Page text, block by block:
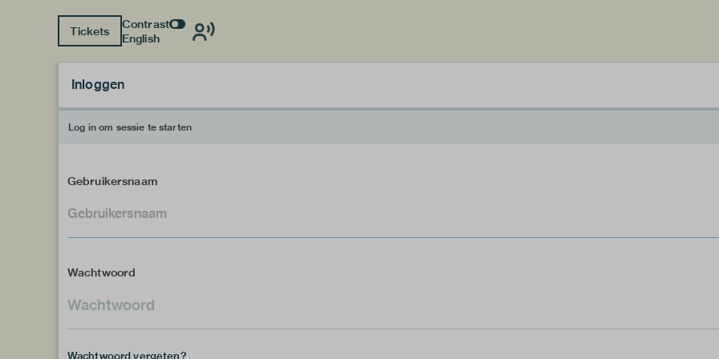
Tickets
Contrast
English
Inloggen
Log in om sessie te starten
Gebruikersnaam
Wachtwoord
Wachtwoord vergeten?